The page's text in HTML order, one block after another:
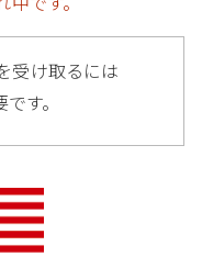
受け取るには
す。